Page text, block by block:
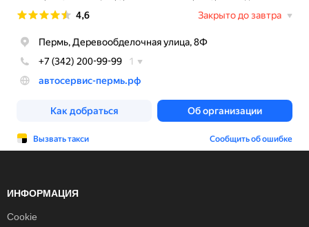
ИНФОРМАЦИЯ
Cookie